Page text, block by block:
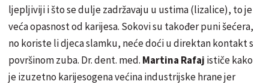
ljepljiviji i što se dulje zadržavaju u ustima (lizalice), to je
veća opasnost od karijesa. Sokovi su također puni šećera,
no koriste li djeca slamku, neće doći u direktan kontakt s
površinom zuba. Dr. dent. med. Martina Rafaj ističe kako
je izuzetno karijesogena većina industrijske hrane jer